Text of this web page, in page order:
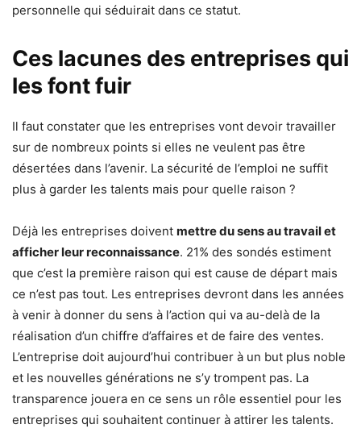
personnelle qui séduirait dans ce statut.
Ces lacunes des entreprises qui
les font fuir
Il faut constater que les entreprises vont devoir travailler
sur de nombreux points si elles ne veulent pas être
désertées dans l’avenir. La sécurité de l’emploi ne suffit
plus à garder les talents mais pour quelle raison ?
Déjà les entreprises doivent mettre du sens au travail et
afficher leur reconnaissance. 21% des sondés estiment
que c’est la première raison qui est cause de départ mais
ce n’est pas tout. Les entreprises devront dans les années
à venir à donner du sens à l’action qui va au-delà de la
réalisation d’un chiffre d’affaires et de faire des ventes.
L’entreprise doit aujourd’hui contribuer à un but plus noble
et les nouvelles générations ne s’y trompent pas. La
transparence jouera en ce sens un rôle essentiel pour les
entreprises qui souhaitent continuer à attirer les talents.